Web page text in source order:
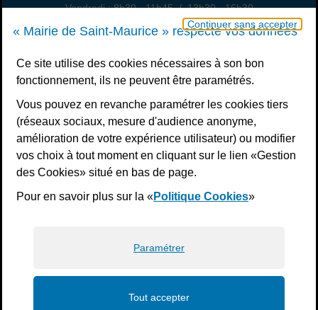
Continuer sans accepter
« Mairie de Saint-Maurice » respecte vos données
Ce site utilise des cookies nécessaires à son bon
fonctionnement, ils ne peuvent être paramétrés.
Vous pouvez en revanche paramétrer les cookies tiers
(réseaux sociaux, mesure d'audience anonyme,
amélioration de votre expérience utilisateur) ou modifier
vos choix à tout moment en cliquant sur le lien «Gestion
des Cookies» situé en bas de page.
Pour en savoir plus sur la «Politique Cookies»
Paramétrer
Tout accepter
Vendredi : 8h30 - 11h45 / 13h30 - 16h30
Un samedi par mois : permanence état civil, sur rendez-vous
S’inscrire à la newsletter
Télécharger l’application
Nous suivre
Facebook
Instagram
Youtube
LinkedIn
Calaméo